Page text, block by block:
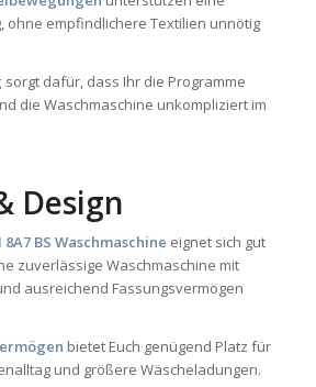
ohne empfindlichere Textilien unnötig
sorgt dafür, dass Ihr die Programme
die Waschmaschine unkompliziert im
Design
BS Waschmaschine eignet sich gut
zuverlässige Waschmaschine mit
ausreichend Fassungsvermögen
bietet Euch genügend Platz für
und größere Wäscheladungen.